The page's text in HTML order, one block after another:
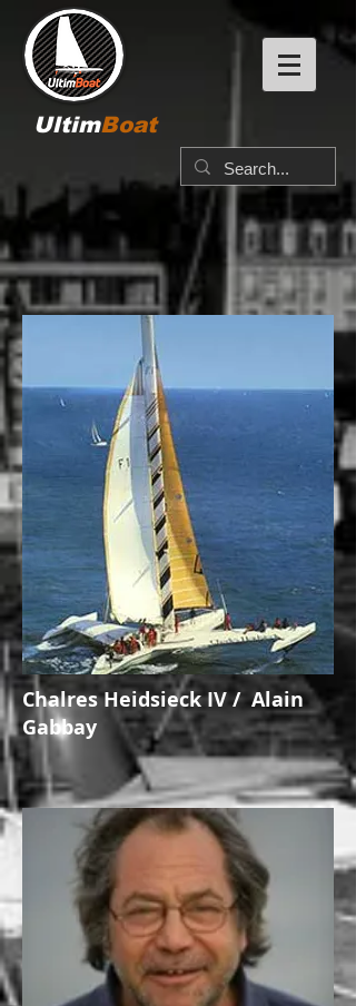
UltimBoat
Chalres Heidsieck IV / Alain
Gabbay